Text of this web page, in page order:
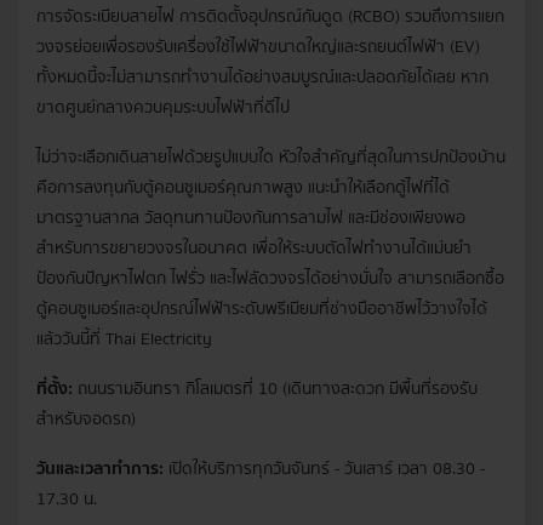
การจัดระเบียบสายไฟ การติดตั้งอุปกรณ์กันดูด (RCBO) รวมถึงการแยก
วงจรย่อยเพื่อรองรับเครื่องใช้ไฟฟ้าขนาดใหญ่และรถยนต์ไฟฟ้า (EV)
ทั้งหมดนี้จะไม่สามารถทำงานได้อย่างสมบูรณ์และปลอดภัยได้เลย หาก
ขาดศูนย์กลางควบคุมระบบไฟฟ้าที่ดีไป
ไม่ว่าจะเลือกเดินสายไฟด้วยรูปแบบใด หัวใจสำคัญที่สุดในการปกป้องบ้าน
คือการลงทุนกับตู้คอนซูเมอร์คุณภาพสูง แนะนำให้เลือกตู้ไฟที่ได้
มาตรฐานสากล วัสดุทนทานป้องกันการลามไฟ และมีช่องเพียงพอ
สำหรับการขยายวงจรในอนาคต เพื่อให้ระบบตัดไฟทำงานได้แม่นยำ
ป้องกันปัญหาไฟตก ไฟรั่ว และไฟลัดวงจรได้อย่างมั่นใจ สามารถเลือกซื้อ
ตู้คอนซูเมอร์และอุปกรณ์ไฟฟ้าระดับพรีเมียมที่ช่างมืออาชีพไว้วางใจได้
แล้ววันนี้ที่ Thai Electricity
ที่ตั้ง: ถนนรามอินทรา กิโลเมตรที่ 10 (เดินทางสะดวก มีพื้นที่รองรับ
สำหรับจอดรถ)
วันและเวลาทำการ: เปิดให้บริการทุกวันจันทร์ - วันเสาร์ เวลา 08.30 -
17.30 น.